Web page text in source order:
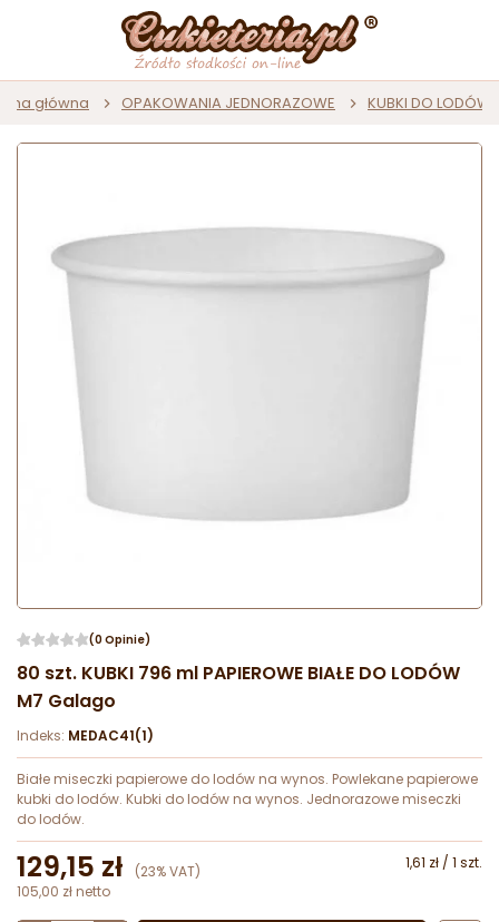
główna OPAKOWANIA JEDNORAZOWE KUBKI DO LODÓW
(0 Opinie)
80 szt. KUBKI 796 ml PAPIEROWE BIAŁE DO LODÓW
M7 Galago
Indeks: MEDAC41(1)
Białe miseczki papierowe do lodów na wynos. Powlekane papierowe
kubki do lodów. Kubki do lodów na wynos. Jednorazowe miseczki
do lodów.
129,15 zł (23% VAT)
1,61 zł / 1 szt.
105,00 zł netto